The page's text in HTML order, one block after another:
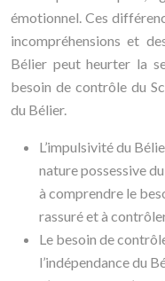
émotionnel. Ces
incompréhensions et
Bélier peut heurter la
besoin de contrôle du
du Bélier.
L’impulsivité du
nature possessive
à comprendre le
rassuré et à
Le besoin de
l’indépendance du